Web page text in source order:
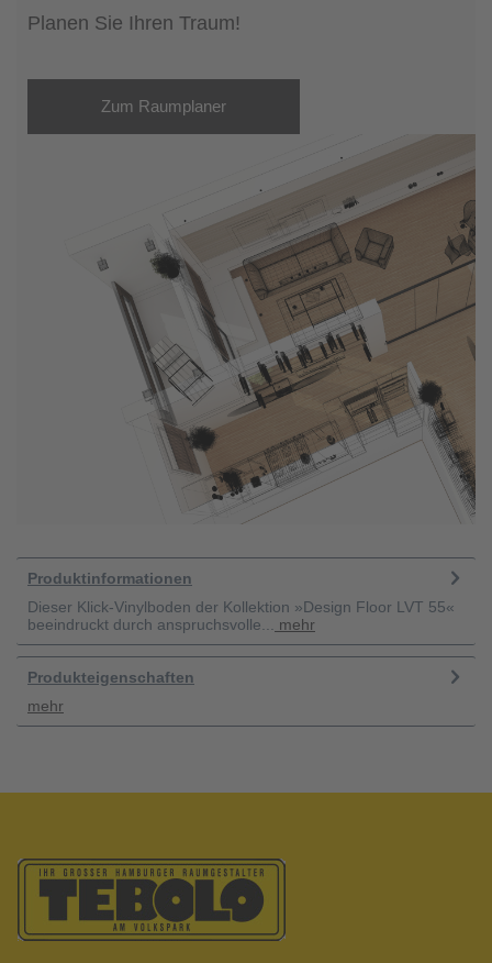
Planen Sie Ihren Traum!
Zum Raumplaner
Produktinformationen
Dieser Klick-Vinylboden der Kollektion »Design Floor LVT 55«
beeindruckt durch anspruchsvolle...
mehr
Produkteigenschaften
mehr